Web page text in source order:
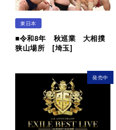
東日本
■令和8年 秋巡業 大相撲
狭山場所 [埼玉]
発売中